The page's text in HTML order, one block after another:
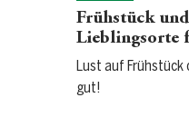
Frühstück
Lieblingsorte
Lust auf Frühstück
gut!